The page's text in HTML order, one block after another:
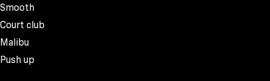
Smooth
Court club
Malibu
Push up